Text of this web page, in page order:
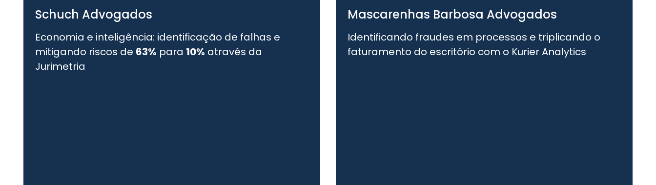
Schuch Advogados
Economia e inteligência: identificação de falhas e
mitigando riscos de 63% para 10% através da
Jurimetria
Mascarenhas Barbosa Advogados
Identificando fraudes em processos e triplicando o
faturamento do escritório com o Kurier Analytics